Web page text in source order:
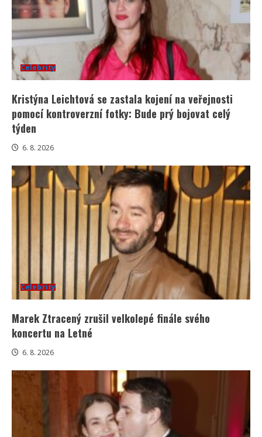
Celebrity
Kristýna Leichtová se zastala kojení na veřejnosti
pomocí kontroverzní fotky: Bude prý bojovat celý
týden
6. 8. 2026
Celebrity
Marek Ztracený zrušil velkolepé finále svého
koncertu na Letné
6. 8. 2026